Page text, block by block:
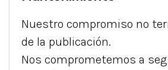
Nuestro compromiso no
de la publicación.
Nos comprometemos a